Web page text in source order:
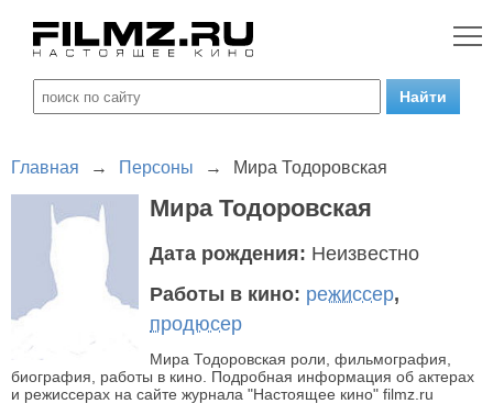
Главная → Персоны → Мира Тодоровская
Мира Тодоровская
Дата рождения: Неизвестно
Работы в кино: режиссер,
продюсер
Мира Тодоровская роли, фильмография,
биография, работы в кино. Подробная информация об актерах
и режиссерах на сайте журнала "Настоящее кино" filmz.ru